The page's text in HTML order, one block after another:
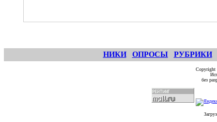
НИКИ ОПРОСЫ РУБРИКИ
без